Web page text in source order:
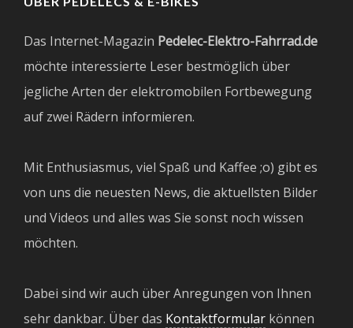
Das Internet-Magazin Pedelec-Elektro-Fahrrad.de
möchte interessierte Leser bestmöglich über
jegliche Arten der elektromobilen Fortbewegung
auf zwei Rädern informieren.
Mit Enthusiasmus, viel Spaß und Kaffee ;o) gibt es
von uns die neuesten News, die aktuellsten Bilder
und Videos und alles was Sie sonst noch wissen
möchten.
Dabei sind wir auch über Anregungen von Ihnen
sehr dankbar. Über das Kontaktformular können